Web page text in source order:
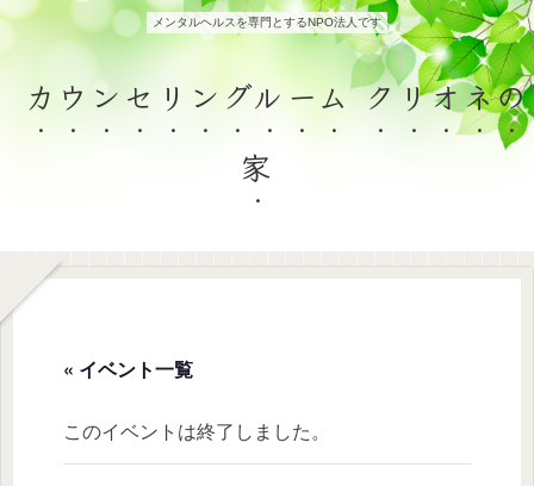
メンタルヘルスを専門とするNPO法人です
カウンセリングルーム クリオネの
家
« イベント一覧
このイベントは終了しました。